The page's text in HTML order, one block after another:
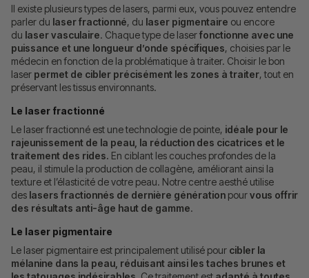
Il existe plusieurs types de lasers, parmi eux, vous pouvez entendre
parler du laser fractionné, du laser pigmentaire ou encore
du laser vasculaire. Chaque type de laserfonctionne avec une
puissance et une longueur d’onde spécifiques, choisies par le
médecin en fonction de la problématique à traiter. Choisir le bon
laser permet de cibler précisément les zones à traiter, tout en
préservant les tissus environnants.
Le laser fractionné
Le laser fractionné est une technologie de pointe, idéale pour le
rajeunissement de la peau, la réduction des cicatrices et le
traitement des rides. En ciblant les couches profondes de la
peau, il stimule la production de collagène, améliorant ainsi la
texture et l’élasticité de votre peau. Notre centre aesthé utilise
des lasers fractionnés de dernière génération pourvous offrir
des résultats anti-âge haut de gamme.
Le laser pigmentaire
Le laser pigmentaire est principalement utilisé pour cibler la
mélanine dans la peau, réduisant ainsi les taches brunes et